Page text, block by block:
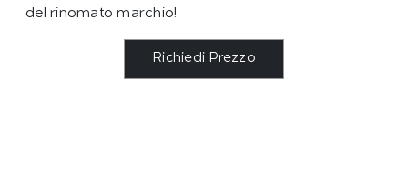
del rinomato marchio!
Richiedi Prezzo